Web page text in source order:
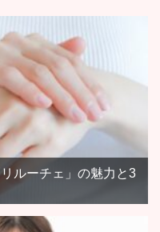
ルーチェ」の魅力と3